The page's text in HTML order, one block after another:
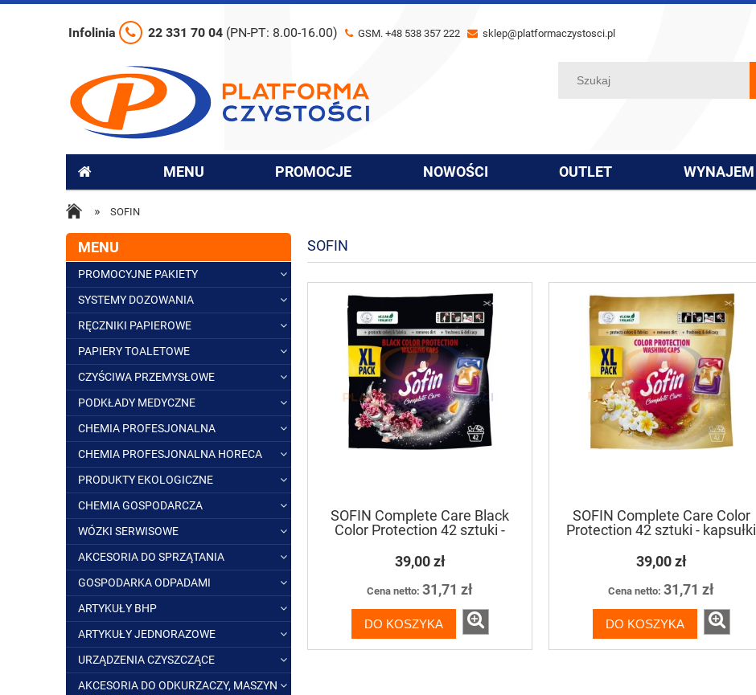
Infolinia 22 331 70 04 (PN-PT: 8.00-16.00) GSM. +48 538 357 222 sklep@platformaczystosci.pl
MENU PROMOCJE NOWOŚCI OUTLET WYNAJEM
» SOFIN
MENU
PROMOCYJNE PAKIETY
SYSTEMY DOZOWANIA
RĘCZNIKI PAPIEROWE
PAPIERY TOALETOWE
CZYŚCIWA PRZEMYSŁOWE
PODKŁADY MEDYCZNE
CHEMIA PROFESJONALNA
CHEMIA PROFESJONALNA HORECA
PRODUKTY EKOLOGICZNE
CHEMIA GOSPODARCZA
WÓZKI SERWISOWE
AKCESORIA DO SPRZĄTANIA
GOSPODARKA ODPADAMI
ARTYKUŁY BHP
ARTYKUŁY JEDNORAZOWE
URZĄDZENIA CZYSZCZĄCE
AKCESORIA DO ODKURZACZY, MASZYN
SOFIN
SOFIN Complete Care Black
Color Protection 42 sztuki -
39,00 zł
Cena netto: 31,71 zł
DO KOSZYKA
SOFIN Complete Care Color
Protection 42 sztuki - kapsułki
39,00 zł
Cena netto: 31,71 zł
DO KOSZYKA